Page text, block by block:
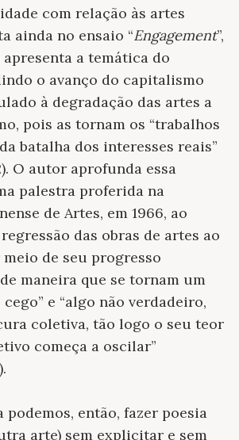
com relação às artes
ainda no ensaio “Engagement”,
a temática do
o avanço do capitalismo
à degradação das artes a
pois as tornam os “trabalhos
batalha dos interesses reais”
O autor aprofunda essa
palestra proferida na
de Artes, em 1966, ao
das obras de artes ao
de seu progresso
maneira que se tornam um
e “algo não verdadeiro,
coletiva, tão logo o seu teor
começa a oscilar”
podemos, então, fazer poesia
arte) sem explicitar e sem